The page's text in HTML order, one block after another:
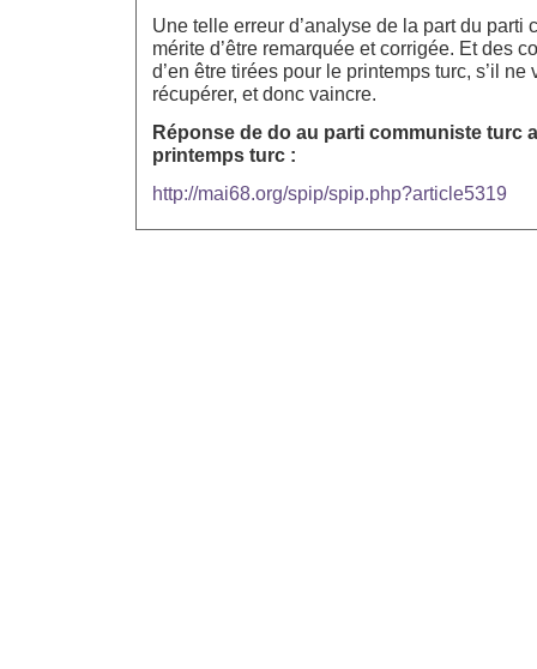
Une telle erreur d’analyse de la part du parti
mérite d’être remarquée et corrigée. Et des
d’en être tirées pour le printemps turc, s’il ne
récupérer, et donc vaincre.
Réponse de do au parti communiste turc
printemps turc :
http://mai68.org/spip/spip.php?article5319